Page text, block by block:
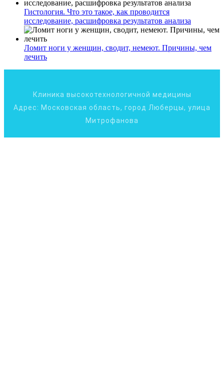
Гистология. Что это такое, как проводится
исследование, расшифровка результатов анализа
Ломит ноги у женщин, сводит, немеют. Причины, чем
лечить
Клиника высокотехнологичной медицины
Адрес: Московская область, город Люберцы, улица
Митрофанова